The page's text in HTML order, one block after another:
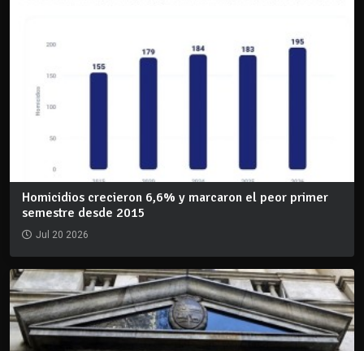
Homicidios crecieron 6,6% y marcaron el peor primer
semestre desde 2015
Jul 20 2026